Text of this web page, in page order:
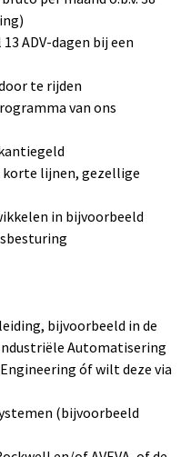
ADV-dagen bij een
te rijden
van ons
lijnen, gezellige
in bijvoorbeeld
bijvoorbeeld in de
Automatisering
óf wilt deze via
(bijvoorbeeld